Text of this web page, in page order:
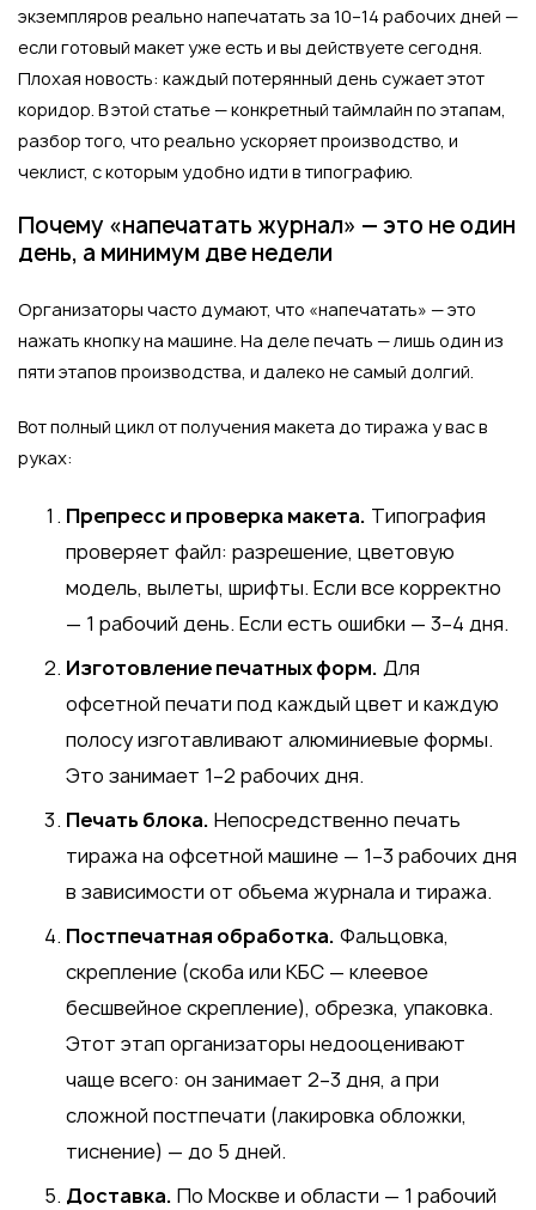
экземпляров реально напечатать за 10–14 рабочих дней —
если готовый макет уже есть и вы действуете сегодня.
Плохая новость: каждый потерянный день сужает этот
коридор. В этой статье — конкретный таймлайн по этапам,
разбор того, что реально ускоряет производство, и
чеклист, с которым удобно идти в типографию.
Почему «напечатать журнал» — это не один
день, а минимум две недели
Организаторы часто думают, что «напечатать» — это
нажать кнопку на машине. На деле печать — лишь один из
пяти этапов производства, и далеко не самый долгий.
Вот полный цикл от получения макета до тиража у вас в
руках:
Препресс и проверка макета. Типография
проверяет файл: разрешение, цветовую
модель, вылеты, шрифты. Если все корректно
— 1 рабочий день. Если есть ошибки — 3–4 дня.
Изготовление печатных форм. Для
офсетной печати под каждый цвет и каждую
полосу изготавливают алюминиевые формы.
Это занимает 1–2 рабочих дня.
Печать блока. Непосредственно печать
тиража на офсетной машине — 1–3 рабочих дня
в зависимости от объема журнала и тиража.
Постпечатная обработка. Фальцовка,
скрепление (скоба или КБС — клеевое
бесшвейное скрепление), обрезка, упаковка.
Этот этап организаторы недооценивают
чаще всего: он занимает 2–3 дня, а при
сложной постпечати (лакировка обложки,
тиснение) — до 5 дней.
Доставка. По Москве и области — 1 рабочий